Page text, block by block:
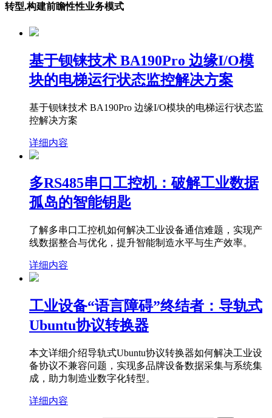
转型,构建前瞻性性业务模式
基于钡铼技术 BA190Pro 边缘I/O模
块的电梯运行状态监控解决方案
基于钡铼技术 BA190Pro 边缘I/O模块的电梯运行状态监
控解决方案
详细内容
多RS485串口工控机：破解工业数据
孤岛的智能钥匙
了解多串口工控机如何解决工业设备通信难题，实现产
线数据整合与优化，提升智能制造水平与生产效率。
详细内容
工业设备“语言障碍”终结者：导轨式
Ubuntu协议转换器
本文详细介绍导轨式Ubuntu协议转换器如何解决工业设
备协议不兼容问题，实现多品牌设备数据采集与系统集
成，助力制造业数字化转型。
详细内容